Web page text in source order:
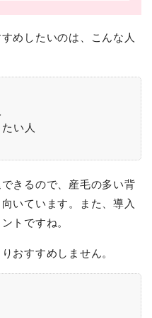
めしたいのは、こんな人
い人
きるので、産毛の多い背
いています。また、導入
トですね。
おすすめしません。